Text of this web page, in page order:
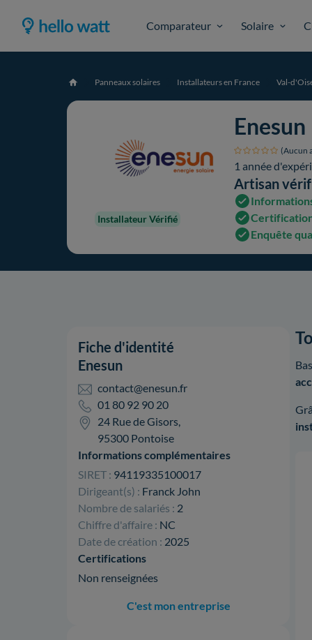
Comparateur Solaire
Accueil Panneaux solaires Installateurs en France Val-
Installateur Vérifié
Enesun
(Aucun
1 année
Artisan
Enquête
Fiche d'identité
Enesun
contact@enesun.fr
01 80 92 90 20
24 Rue de Gisors,
95300 Pontoise
Informations complémentaires
SIRET : 94119335100017
Dirigeant(s) : Franck John
Nombre de salariés : 2
Chiffre d'affaire : NC
Date de création : 2025
Certifications
Non renseignées
C'est mon entreprise